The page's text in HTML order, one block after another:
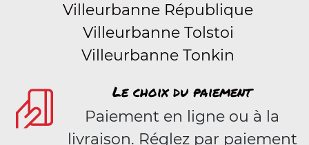
Villeurbanne République
Villeurbanne Tolstoi
Villeurbanne Tonkin
Le choix du paiement
Paiement en ligne ou à la
livraison. Réglez par paiement